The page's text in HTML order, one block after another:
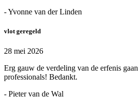
- Yvonne van der Linden
vlot geregeld
28 mei 2026
Erg gauw de verdeling van de erfenis
professionals! Bedankt.
- Pieter van de Wal